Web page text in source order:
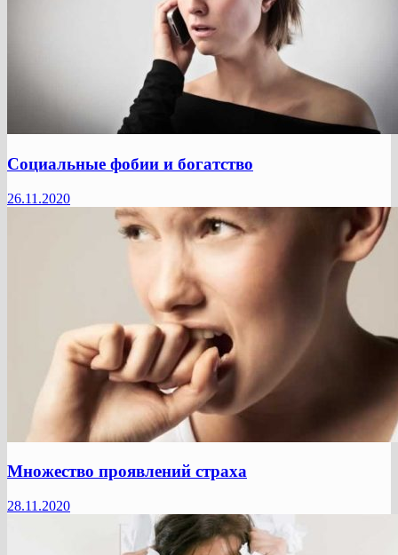
Социальные фобии и богатство
26.11.2020
Множество проявлений страха
28.11.2020